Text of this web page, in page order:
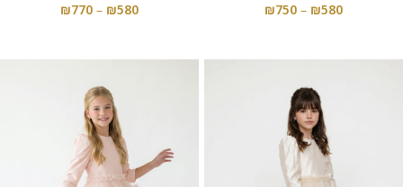
₪580
–
₪750
₪580
–
₪770